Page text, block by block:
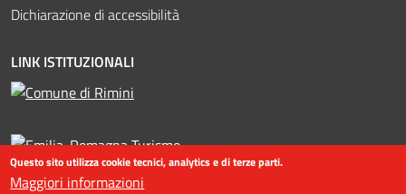
Dichiarazione di accessibilità
LINK ISTITUZIONALI
Questo sito utilizza cookie tecnici, analytics e di terze parti.
Maggiori informazioni